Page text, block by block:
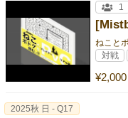
¥2,000
1
対戦
2025秋 日 - Q17